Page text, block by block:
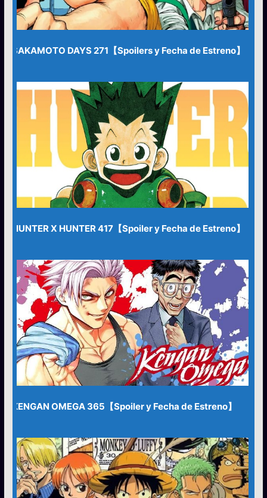
SAKAMOTO DAYS 271【Spoilers y Fecha de Estreno】
HUNTER X HUNTER 417【Spoiler y Fecha de Estreno】
KENGAN OMEGA 365【Spoiler y Fecha de Estreno】